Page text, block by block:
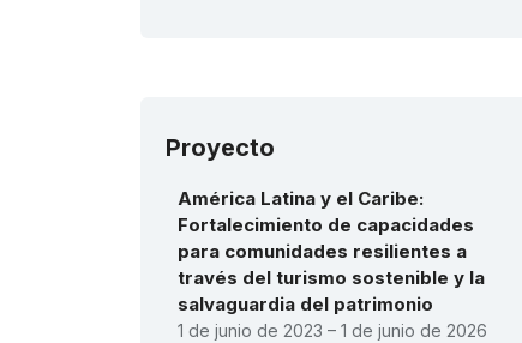
Proyecto
América Latina y el Caribe:
Fortalecimiento de capacidades
para comunidades resilientes a
través del turismo sostenible y la
salvaguardia del patrimonio
1 de junio de 2023 – 1 de junio de 2026